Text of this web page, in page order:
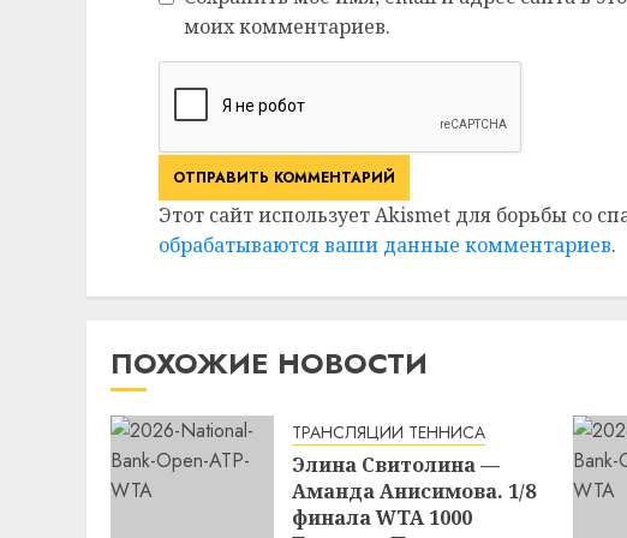
моих комментариев.
Этот сайт использует Akismet для борьбы со
обрабатываются ваши данные комментариев.
ПОХОЖИЕ НОВОСТИ
ТРАНСЛЯЦИИ ТЕННИСА
Элина Свитолина —
Аманда Анисимова. 1/8
финала WTA 1000